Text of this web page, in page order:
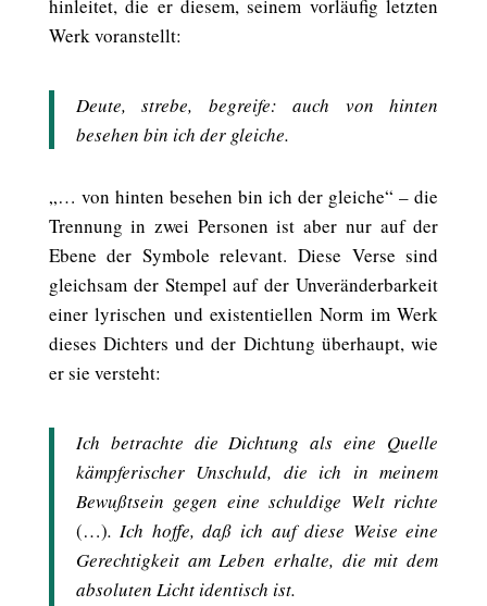
hinleitet, die er diesem, seinem vorläufig letzten
Werk voranstellt:
Deute, strebe, begreife: auch von hinten
besehen bin ich der gleiche.
„… von hinten besehen bin ich der gleiche“ – die
Trennung in zwei Personen ist aber nur auf der
Ebene der Symbole relevant. Diese Verse sind
gleichsam der Stempel auf der Unveränderbarkeit
einer lyrischen und existentiellen Norm im Werk
dieses Dichters und der Dichtung überhaupt, wie
er sie versteht:
Ich betrachte die Dichtung als eine Quelle
kämpferischer Unschuld, die ich in meinem
Bewußtsein gegen eine schuldige Welt richte
(…). Ich hoffe, daß ich auf diese Weise eine
Gerechtigkeit am Leben erhalte, die mit dem
absoluten Licht identisch ist.